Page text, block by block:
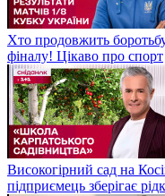
Хто продовжить
фіналу! Цікаво про спорт
Високогірний сад на
підприємець зберігає